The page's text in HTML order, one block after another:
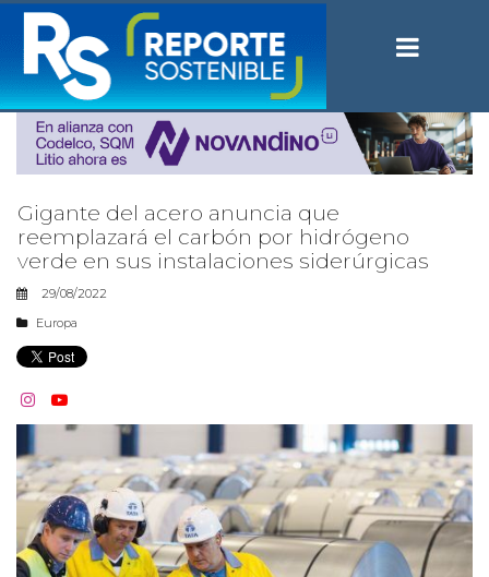
Gigante del acero anuncia que
reemplazará el carbón por hidrógeno
verde en sus instalaciones siderúrgicas
29/08/2022
Europa
 